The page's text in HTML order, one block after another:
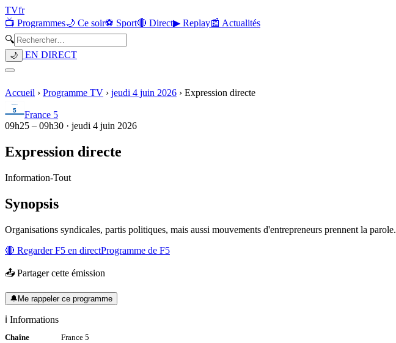
TVfr
📺 Programmes🌙 Ce soir⚽ Sport🔴 Direct▶ Replay📰 Actualités
🔍
🌙 EN DIRECT
Accueil › Programme TV › jeudi 4 juin 2026 › Expression directe
France 5
09h25 – 09h30 · jeudi 4 juin 2026
Expression directe
Information-Tout
Synopsis
Organisations syndicales, partis politiques, mais aussi mouvements d'entrepreneurs prennent la parole.
🔴 RegarderF5 en directProgramme de F5
📤 Partager cette émission
🔔Me rappeler ce programme
ℹ️ Informations
Chaîne
France 5